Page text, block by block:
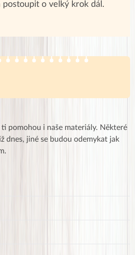
o velký krok dál.
pomohou i naše materiály. Některé
dnes, jiné se budou odemykat jak